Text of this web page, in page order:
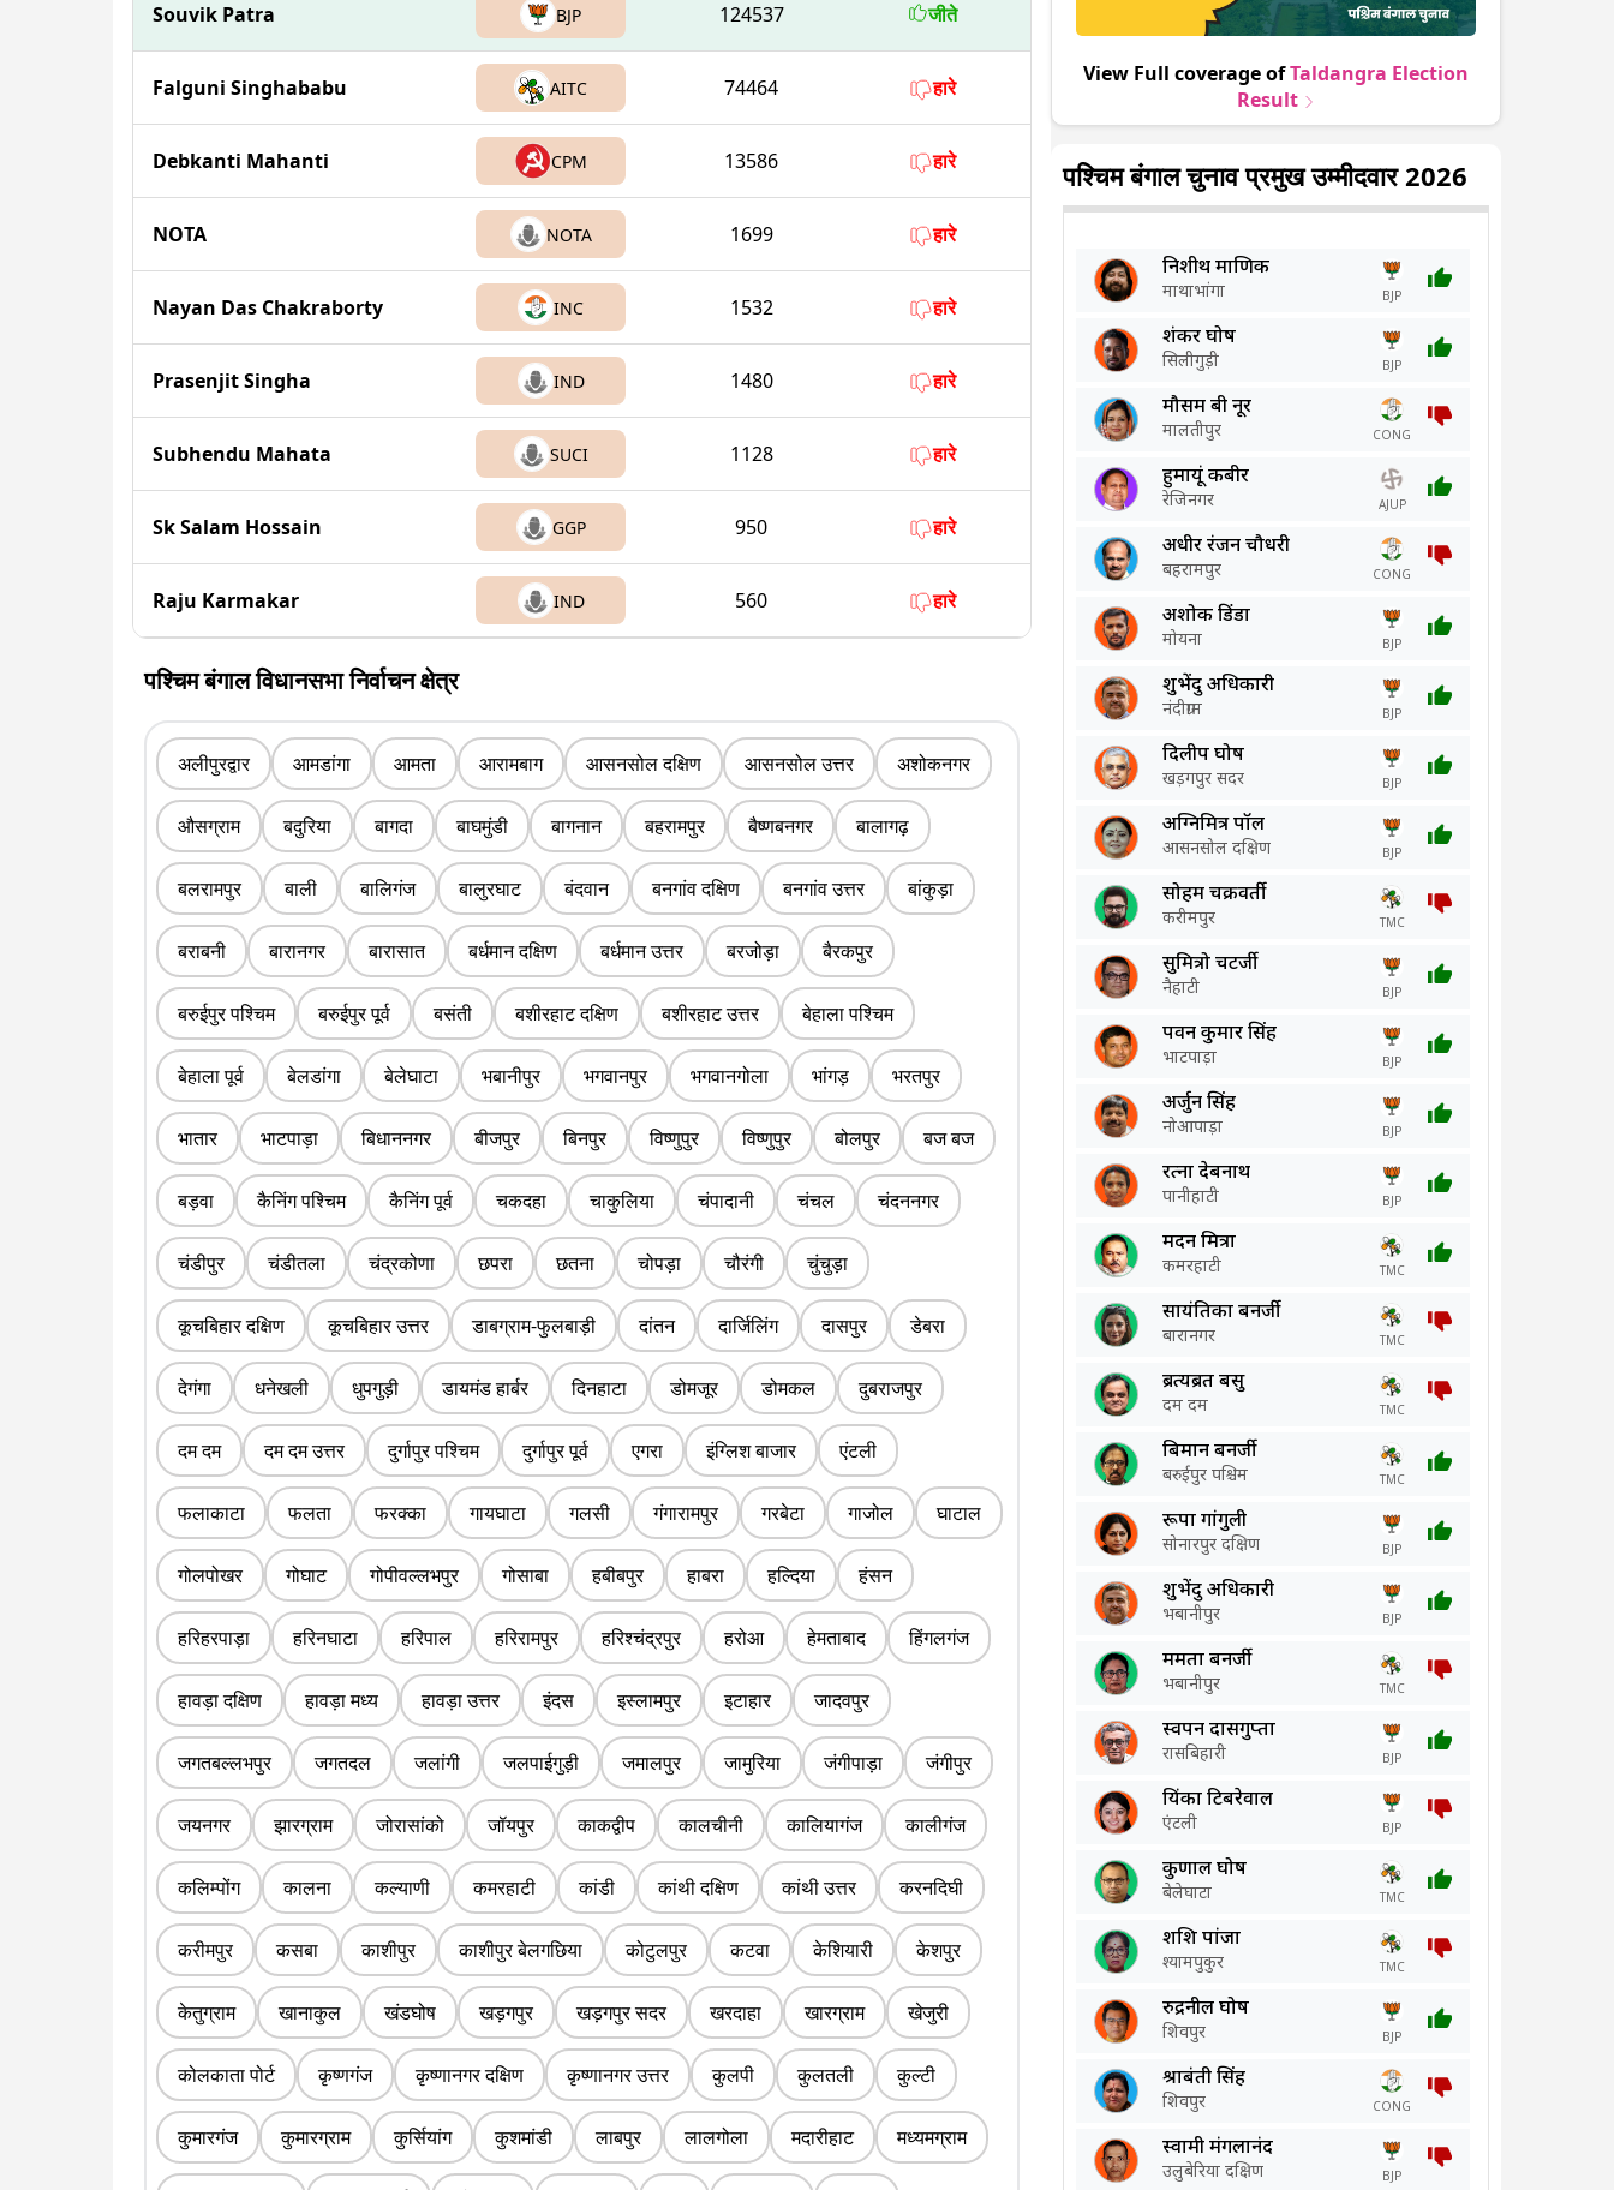
Souvik Patra BJP 124537 जीते
Falguni Singhababu AITC 74464 हारे
Debkanti Mahanti CPM 13586 हारे
NOTA NOTA 1699 हारे
Nayan Das Chakraborty INC 1532 हारे
Prasenjit Singha IND 1480 हारे
Subhendu Mahata SUCI 1128 हारे
Sk Salam Hossain GGP 950 हारे
Raju Karmakar IND 560 हारे
पश्चिम बंगाल विधानसभा निर्वाचन क्षेत्र
अलीपुरद्वार आमडांगा आमता आरामबाग आसनसोल दक्षिण आसनसोल उत्तर अशोकनगर
औसग्राम बदुरिया बागदा बाघमुंडी बागनान बहरामपुर बैष्णबनगर बालागढ़
बलरामपुर बाली बालिगंज बालुरघाट बंदवान बनगांव दक्षिण बनगांव उत्तर बांकुड़ा
बराबनी बारानगर बारासात बर्धमान दक्षिण बर्धमान उत्तर बरजोड़ा बैरकपुर
बरुईपुर पश्चिम बरुईपुर पूर्व बसंती बशीरहाट दक्षिण बशीरहाट उत्तर बेहाला पश्चिम
बेहाला पूर्व बेलडांगा बेलेघाटा भबानीपुर भगवानपुर भगवानगोला भांगड़ भरतपुर
भातार भाटपाड़ा बिधाननगर बीजपुर बिनपुर विष्णुपुर विष्णुपुर बोलपुर बज बज
बड़वा कैनिंग पश्चिम कैनिंग पूर्व चकदहा चाकुलिया चंपादानी चंचल चंदननगर
चंडीपुर चंडीतला चंद्रकोणा छपरा छतना चोपड़ा चौरंगी चुंचुड़ा
कूचबिहार दक्षिण कूचबिहार उत्तर डाबग्राम-फुलबाड़ी दांतन दार्जिलिंग दासपुर डेबरा
देगंगा धनेखली धुपगुड़ी डायमंड हार्बर दिनहाटा डोमजूर डोमकल दुबराजपुर
दम दम दम दम उत्तर दुर्गापुर पश्चिम दुर्गापुर पूर्व एगरा इंग्लिश बाजार एंटली
फलाकाटा फलता फरक्का गायघाटा गलसी गंगारामपुर गरबेटा गाजोल घाटाल
गोलपोखर गोघाट गोपीवल्लभपुर गोसाबा हबीबपुर हाबरा हल्दिया हंसन
हरिहरपाड़ा हरिनघाटा हरिपाल हरिरामपुर हरिश्चंद्रपुर हरोआ हेमताबाद हिंगलगंज
हावड़ा दक्षिण हावड़ा मध्य हावड़ा उत्तर इंदस इस्लामपुर इटाहार जादवपुर
जगतबल्लभपुर जगतदल जलांगी जलपाईगुड़ी जमालपुर जामुरिया जंगीपाड़ा जंगीपुर
जयनगर झारग्राम जोरासांको जॉयपुर काकद्वीप कालचीनी कालियागंज कालीगंज
कलिम्पोंग कालना कल्याणी कमरहाटी कांडी कांथी दक्षिण कांथी उत्तर करनदिघी
करीमपुर कसबा काशीपुर काशीपुर बेलगछिया कोटुलपुर कटवा केशियारी केशपुर
केतुग्राम खानाकुल खंडघोष खड़गपुर खड़गपुर सदर खरदाहा खारग्राम खेजुरी
कोलकाता पोर्ट कृष्णगंज कृष्णानगर दक्षिण कृष्णानगर उत्तर कुलपी कुलतली कुल्टी
कुमारगंज कुमारग्राम कुर्सियांग कुशमांडी लाबपुर लालगोला मदारीहाट मध्यमग्राम
View Full coverage ofTaldangra Election
Result
पश्चिम बंगाल चुनाव प्रमुख उम्मीदवार 2026